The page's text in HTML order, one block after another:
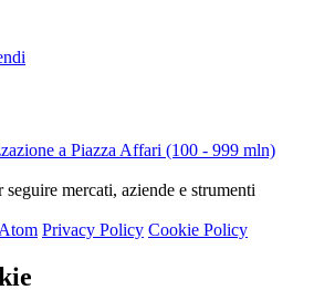
a Piazza Affari (100 - 999 mln)
mercati, aziende e strumenti
Privacy Policy Cookie Policy